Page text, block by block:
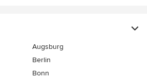
Augsburg
Berlin
Bonn